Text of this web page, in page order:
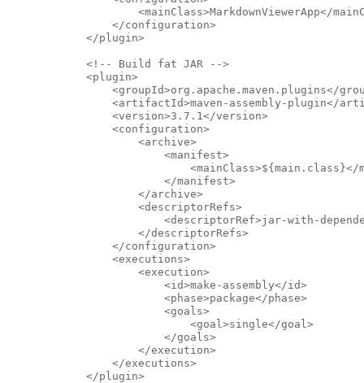
<mainClass>MarkdownViewerApp</
                </configuration>
            </plugin>
            <!-- Build fat JAR -->
            <plugin>
<groupId>org.apache.maven.plugins</
<artifactId>maven-assembly-plugin</
                <version>3.7.1</version>
                <configuration>
                    <archive>
                        <manifest>
<mainClass>${main.class}</
                        </manifest>
                    </archive>
                    <descriptorRefs>
<descriptorRef>jar-with-
                    </descriptorRefs>
                </configuration>
                <executions>
                    <execution>
                        <id>make-assembly</id>
                        <phase>package</phase>
                        <goals>
                            <goal>single</goal>
                        </goals>
                    </execution>
                </executions>
            </plugin>